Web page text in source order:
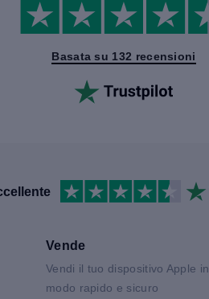
Basata su 132 recensioni
Vende
Vendi il tuo dispositivo Apple in
modo rapido e sicuro